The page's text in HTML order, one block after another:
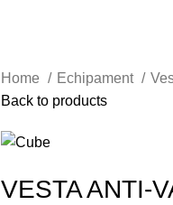
Home Echipament
Back to products
VESTA ANTI-